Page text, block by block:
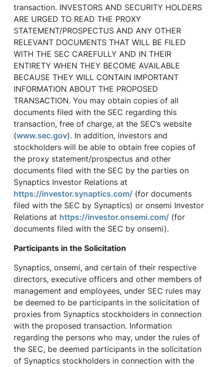
transaction. INVESTORS AND SECURITY HOLDERS
ARE URGED TO READ THE PROXY
STATEMENT/PROSPECTUS AND ANY OTHER
RELEVANT DOCUMENTS THAT WILL BE FILED
WITH THE SEC CAREFULLY AND IN THEIR
ENTIRETY WHEN THEY BECOME AVAILABLE
BECAUSE THEY WILL CONTAIN IMPORTANT
INFORMATION ABOUT THE PROPOSED
TRANSACTION. You may obtain copies of all
documents filed with the SEC regarding this
transaction, free of charge, at the SEC’s website
(www.sec.gov). In addition, investors and
stockholders will be able to obtain free copies of
the proxy statement/prospectus and other
documents filed with the SEC by the parties on
Synaptics Investor Relations at
https://investor.synaptics.com/ (for documents
filed with the SEC by Synaptics) or onsemi Investor
Relations at https://investor.onsemi.com/ (for
documents filed with the SEC by onsemi).
Participants in the Solicitation
Synaptics, onsemi, and certain of their respective
directors, executive officers and other members of
management and employees, under SEC rules may
be deemed to be participants in the solicitation of
proxies from Synaptics stockholders in connection
with the proposed transaction. Information
regarding the persons who may, under the rules of
the SEC, be deemed participants in the solicitation
of Synaptics stockholders in connection with the